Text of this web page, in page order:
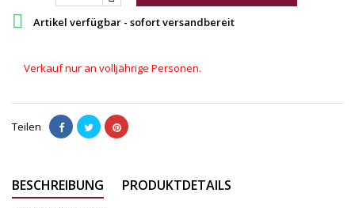
 Artikel verfügbar - sofort versandbereit
Verkauf nur an volljährige Personen.
Teilen
BESCHREIBUNG
PRODUKTDETAILS